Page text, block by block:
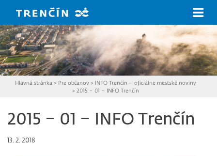
Hlavná stránka > Pre občanov > INFO Trenčín – oficiálne mestské noviny
> 2015 – 01 – INFO Trenčín
2015 – 01 – INFO Trenčín
13. 2. 2018